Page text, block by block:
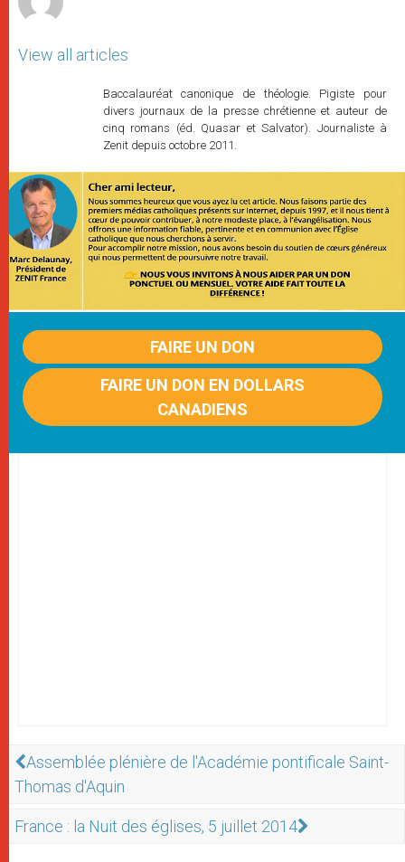
View all articles
Baccalauréat canonique de théologie. Pigiste pour
divers journaux de la presse chrétienne et auteur de
cinq romans (éd. Quasar et Salvator). Journaliste à
Zenit depuis octobre 2011.
FAIRE UN DON
FAIRE UN DON EN DOLLARS
CANADIENS
Assemblée plénière de l'Académie pontificale Saint-
Thomas d'Aquin
France : la Nuit des églises, 5 juillet 2014